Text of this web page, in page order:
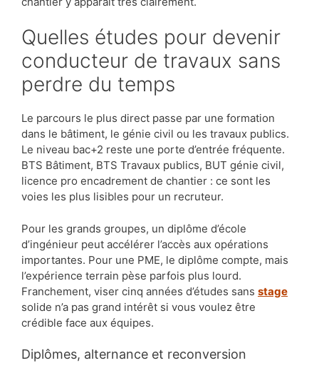
Quelles études pour devenir
conducteur de travaux sans
perdre du temps
Le parcours le plus direct passe par une formation
dans le bâtiment, le génie civil ou les travaux publics.
Le niveau bac+2 reste une porte d’entrée fréquente.
BTS Bâtiment, BTS Travaux publics, BUT génie civil,
licence pro encadrement de chantier : ce sont les
voies les plus lisibles pour un recruteur.
Pour les grands groupes, un diplôme d’école
d’ingénieur peut accélérer l’accès aux opérations
importantes. Pour une PME, le diplôme compte, mais
l’expérience terrain pèse parfois plus lourd.
Franchement, viser cinq années d’études sans stage
solide n’a pas grand intérêt si vous voulez être
crédible face aux équipes.
Diplômes, alternance et reconversion